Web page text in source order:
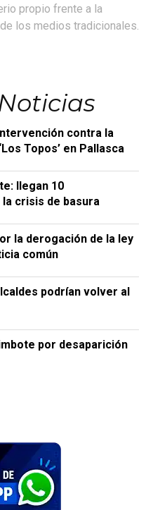
propio frente a la
los medios tradicionales.
contra la
Topos’ en Pallasca
llegan 10
crisis de basura
la derogación de la ley
común
podrían volver al
por desaparición